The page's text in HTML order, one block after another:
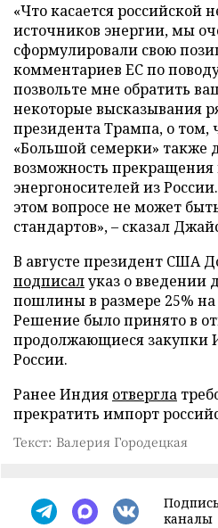
«Что касается российской
источников энергии, мы
сформулировали свою
комментариев ЕС по
позвольте мне обратить
некоторые высказывания
президента Трампа, о
«Большой семерки» также
возможность
энергоносителей из
этом вопросе не может
стандартов», – сказал
В августе президент США
подписалуказ о введении
пошлины в размере 25%
Решение было принято в
продолжающиеся закупки
России.
Ранее Индия отвергла
прекратить импорт
Текст: Валерия Городецкая
каналы